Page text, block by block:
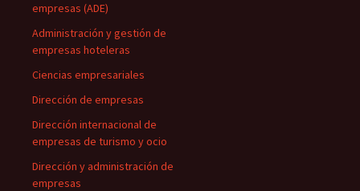
empresas (ADE)
Administración y gestión de
empresas hoteleras
Ciencias empresariales
Dirección de empresas
Dirección internacional de
empresas de turismo y ocio
Dirección y administración de
empresas